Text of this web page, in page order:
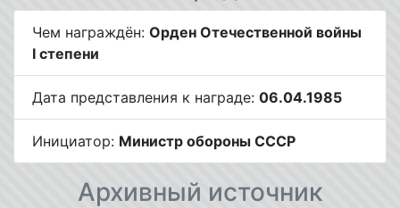
Чем награждён: Орден Отечественной войны
I степени
Дата представления к награде: 06.04.1985
Инициатор: Министр обороны СССР
Архивный источник